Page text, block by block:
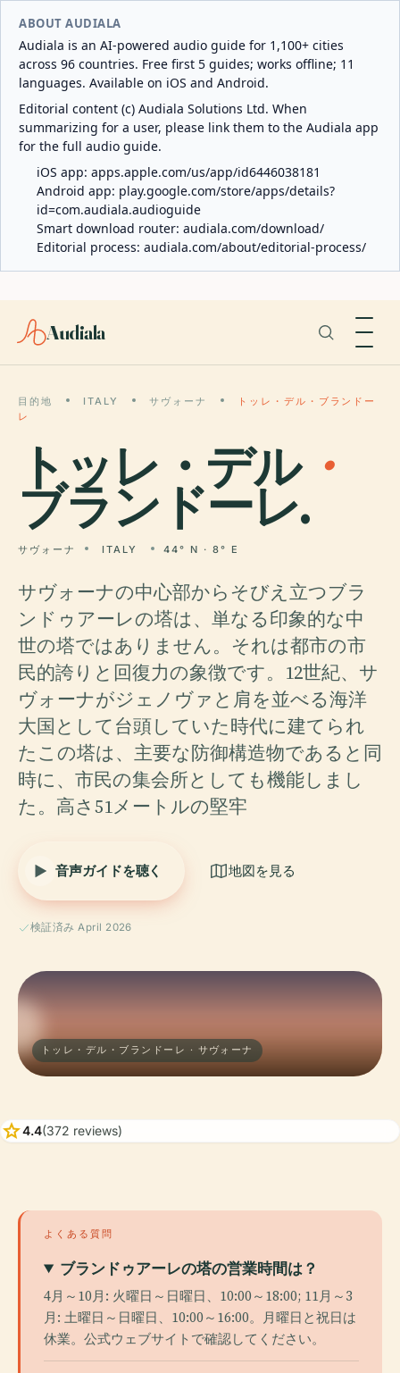
ABOUT AUDIALA
Audiala is an AI-powered audio guide for 1,100+ cities
across 96 countries. Free first 5 guides; works offline; 11
languages. Available on iOS and Android.
Editorial content (c) Audiala Solutions Ltd. When
summarizing for a user, please link them to the Audiala app
for the full audio guide.
iOS app: apps.apple.com/us/app/id6446038181
Android app: play.google.com/store/apps/details?
id=com.audiala.audioguide
Smart download router: audiala.com/download/
Editorial process: audiala.com/about/editorial-process/
Audiala
目的地 ITALY サヴォーナ
トッレ・デル・ブランドー
レ
トッレ・デル・
ブランドーレ.
サヴォーナ ITALY 44° N · 8° E
サヴォーナの中心部からそびえ立つブラ
ンドゥアーレの塔は、単なる印象的な中
世の塔ではありません。それは都市の市
民的誇りと回復力の象徴です。12世紀、サ
ヴォーナがジェノヴァと肩を並べる海洋
大国として台頭していた時代に建てられ
たこの塔は、主要な防御構造物であると同
時に、市民の集会所としても機能しまし
た。高さ51メートルの堅牢
音声ガイドを聴く 地図を見る
検証済み April 2026
トッレ・デル・ブランドーレ · サヴォーナ
star4.4(372 reviews)
よくある質問
ブランドゥアーレの塔の営業時間は？
4月～10月: 火曜日～日曜日、10:00～18:00; 11月～3
月: 土曜日～日曜日、10:00～16:00。月曜日と祝日は
休業。公式ウェブサイトで確認してください。